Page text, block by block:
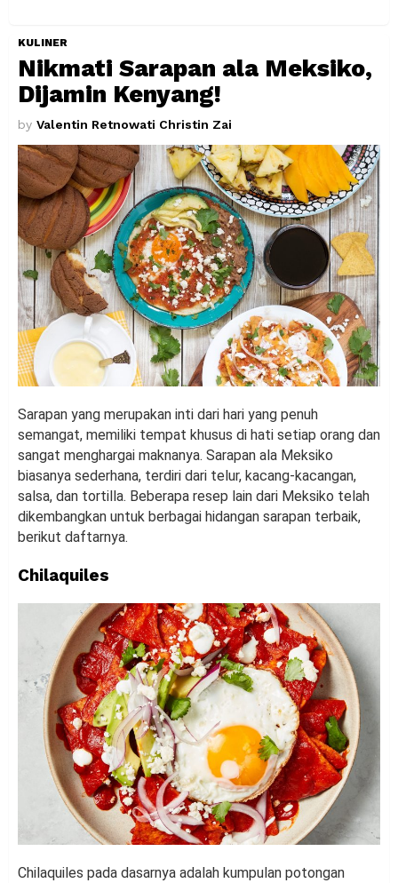
KULINER
Nikmati Sarapan ala Meksiko,
Dijamin Kenyang!
by Valentin Retnowati Christin Zai
Sarapan yang merupakan inti dari hari yang penuh
semangat, memiliki tempat khusus di hati setiap orang dan
sangat menghargai maknanya. Sarapan ala Meksiko
biasanya sederhana, terdiri dari telur, kacang-kacangan,
salsa, dan tortilla. Beberapa resep lain dari Meksiko telah
dikembangkan untuk berbagai hidangan sarapan terbaik,
berikut daftarnya.
Chilaquiles
Chilaquiles pada dasarnya adalah kumpulan potongan